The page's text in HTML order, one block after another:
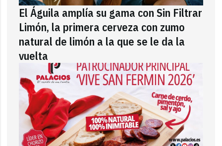
El Águila amplía su gama con Sin Filtrar
Limón, la primera cerveza con zumo
natural de limón a la que se le da la
vuelta